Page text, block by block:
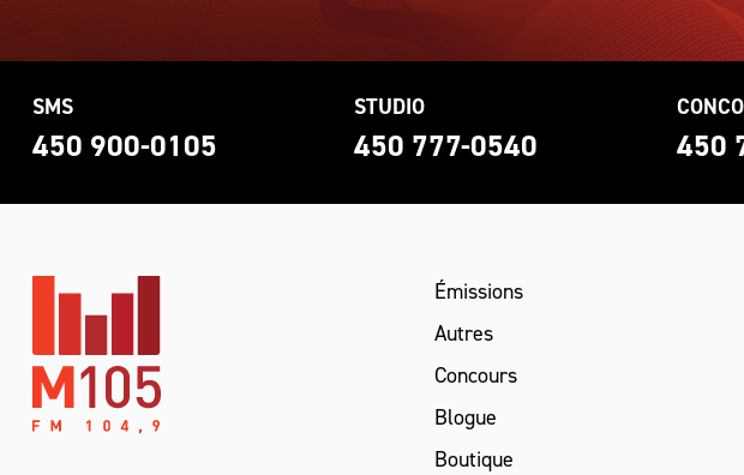
SMS
450 900-0105
STUDIO
450 777-0540 450
Émissions
Autres
Concours
Blogue
Boutique